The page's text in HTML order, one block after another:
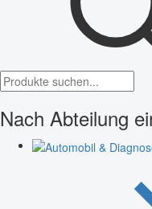
Nach Abteilung